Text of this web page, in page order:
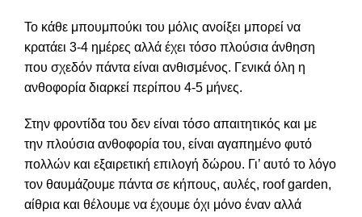
Το κάθε μπουμπούκι του μόλις ανοίξει μπορεί να
κρατάει 3-4 ημέρες αλλά έχει τόσο πλούσια άνθηση
που σχεδόν πάντα είναι ανθισμένος. Γενικά όλη η
ανθοφορία διαρκεί περίπου 4-5 μήνες.
Στην φροντίδα του δεν είναι τόσο απαιτητικός και με
την πλούσια ανθοφορία του, είναι αγαπημένο φυτό
πολλών και εξαιρετική επιλογή δώρου. Γι’ αυτό το λόγο
τον θαυμάζουμε πάντα σε κήπους, αυλές, roof garden,
αίθρια και θέλουμε να έχουμε όχι μόνο έναν αλλά